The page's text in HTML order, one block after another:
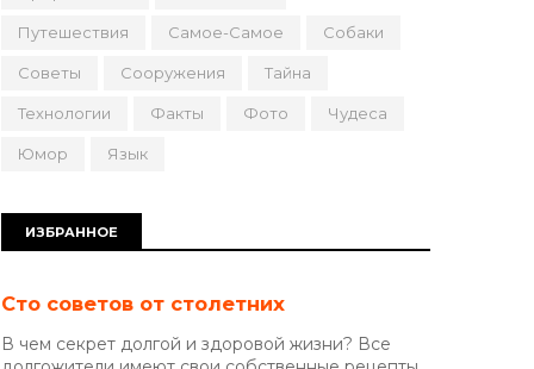
Путешествия Самое-Самое Собаки
Советы Сооружения Тайна
Технологии Факты Фото Чудеса
Юмор Язык
ИЗБРАННОЕ
Сто советов от столетних
В чем секрет долгой и здоровой жизни? Все